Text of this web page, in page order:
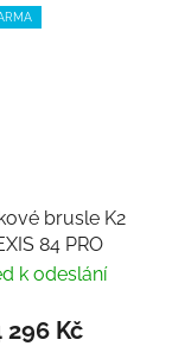
brusle K2
84 PRO
k odeslání
296 Kč